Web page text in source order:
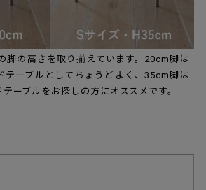
脚の高さを取り揃えています。20cm脚は
テーブルとしてちょうどよく、35cm脚は
ーブルをお探しの方にオススメです。